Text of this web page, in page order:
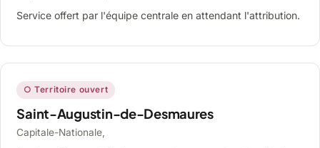
Service offert par l'équipe centrale en attendant l'attribution.
○ Territoire ouvert
Saint-Augustin-de-Desmaures
Capitale-Nationale,